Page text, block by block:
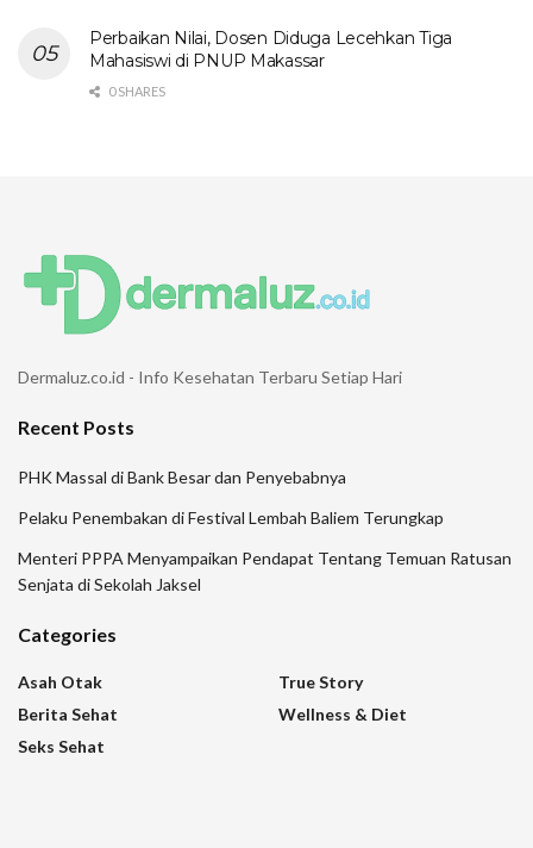
Perbaikan Nilai, Dosen Diduga Lecehkan Tiga
Mahasiswi di PNUP Makassar
0 SHARES
Dermaluz.co.id - Info Kesehatan Terbaru Setiap Hari
Recent Posts
PHK Massal di Bank Besar dan Penyebabnya
Pelaku Penembakan di Festival Lembah Baliem Terungkap
Menteri PPPA Menyampaikan Pendapat Tentang Temuan Ratusan
Senjata di Sekolah Jaksel
Categories
Asah Otak
Berita Sehat
Seks Sehat
True Story
Wellness & Diet